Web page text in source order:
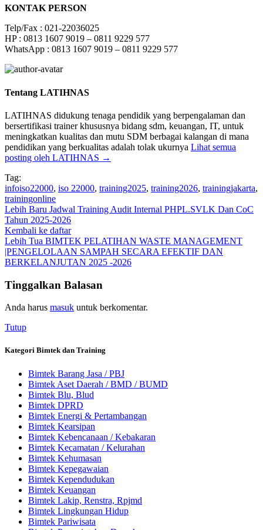
KONTAK PERSON
Telp/Fax : 021-22036025
HP : 0813 1607 9019 – 0811 9229 577
WhatsApp : 0813 1607 9019 – 0811 9229 577
Tentang LATIHNAS
LATIHNAS didukung tenaga pendidik yang berpengalaman dan
bersertifikasi trainer khususnya bidang sdm, keuangan, IT, untuk
meningkatkan kualitas dan mutu SDM berbagai kalangan di mana
pendidikan yang berkualitas adalah tolak ukurnya Lihat semua
posting oleh LATIHNAS →
Tag:
infoiso22000, iso 22000, training2025, training2026, trainingjakarta,
trainingonline
Lebih Baru Jadwal Training Audit Internal PHPL.SVLK Dan CoC
Tahun 2025-2026
Kembali ke daftar
Lebih Tua BIMTEK PELATIHAN WASTE MANAGEMENT
|PENGELOLAAN SAMPAH SECARA EFEKTIF DAN
BERKELANJUTAN 2025 -2026
Tinggalkan Balasan
Anda harus masuk untuk berkomentar.
Tutup
Kategori Bimtek dan Training
Bimtek Barang Jasa / PBJ
Bimtek Aset Daerah / BMD / BUMD
Bimtek Blu, Blud
Bimtek DPRD
Bimtek Energi & Pertambangan
Bimtek Kearsipan
Bimtek Kebencanaan / Kebakaran
Bimtek Kecamatan / Kelurahan
Bimtek Kehumasan
Bimtek Kepegawaian
Bimtek Kependudukan
Bimtek Keuangan
Bimtek Lakip, Renstra, Rpjmd
Bimtek Lingkungan Hidup
Bimtek Pariwisata